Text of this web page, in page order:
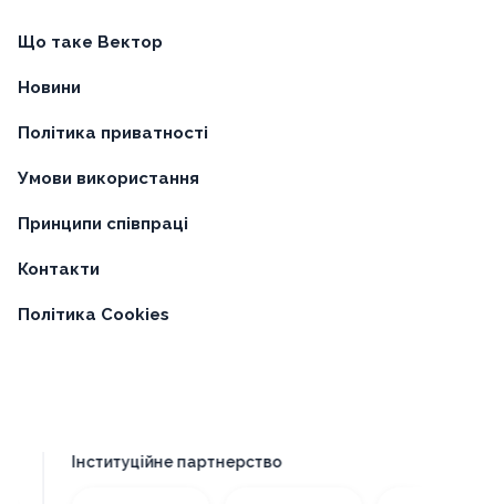
Що таке Вектор
Новини
Політика приватності
Умови використання
Принципи співпраці
Контакти
Політика Cookies
Інституційне партнерство